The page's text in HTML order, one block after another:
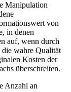
Manipulation
von
in denen
auf, wenn durch
wahre Qualität
Kosten der
überschreiten.
Anzahl an